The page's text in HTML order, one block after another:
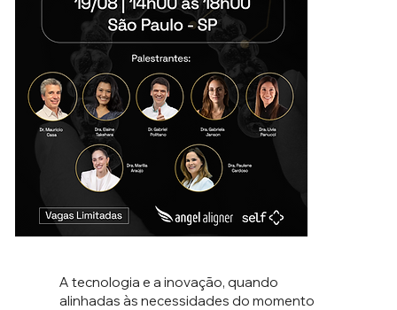
A tecnologia e a inovação, quando
alinhadas às necessidades do momento